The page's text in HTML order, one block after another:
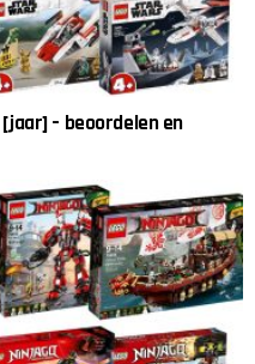
[jaar] – beoordelen en